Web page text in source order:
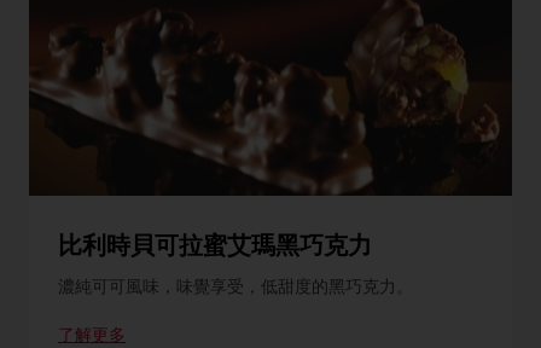
比利時貝可拉蜜艾瑪黑巧克力
濃純可可風味，味覺享受，低甜度的黑巧克力。
了解更多